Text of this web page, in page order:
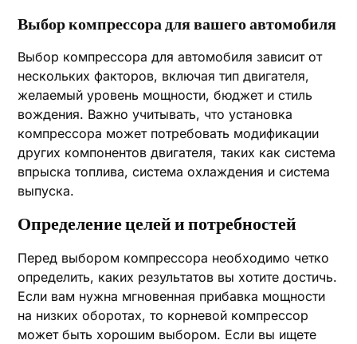
Выбор компрессора для вашего автомобиля
Выбор компрессора для автомобиля зависит от
нескольких факторов, включая тип двигателя,
желаемый уровень мощности, бюджет и стиль
вождения. Важно учитывать, что установка
компрессора может потребовать модификации
других компонентов двигателя, таких как система
впрыска топлива, система охлаждения и система
выпуска.
Определение целей и потребностей
Перед выбором компрессора необходимо четко
определить, каких результатов вы хотите достичь.
Если вам нужна мгновенная прибавка мощности
на низких оборотах, то корневой компрессор
может быть хорошим выбором. Если вы ищете